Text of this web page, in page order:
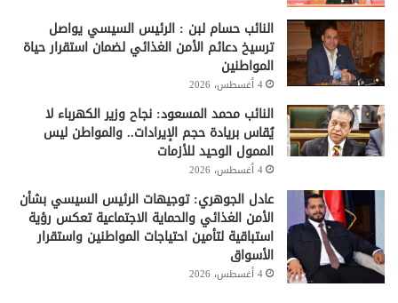
النائب حسام لبن : الرئيس السيسي يواصل
ترسيخ دعائم الأمن الغذائي لضمان استقرار حياة
المواطنين
4 أغسطس، 2026
النائب محمد المسعود: نجاح وزير الكهرباء لا
يُقاس بريادة حجم الإيرادات.. والمواطن ليس
الممول الوحيد للأزمات
4 أغسطس، 2026
عادل الجوهري: توجيهات الرئيس السيسي بشأن
الأمن الغذائي والحماية الاجتماعية تعكس رؤية
استباقية لتأمين احتياجات المواطنين واستقرار
الأسواق
4 أغسطس، 2026